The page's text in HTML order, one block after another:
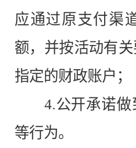
应通过原支付渠
额，并按活动有
指定的财政账户；
4.公开承诺做
等行为。